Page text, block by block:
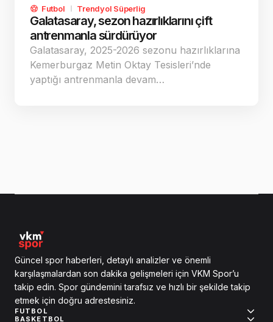
Futbol Trendyol Süperlig
Galatasaray, sezon hazırlıklarını çift
antrenmanla sürdürüyor
Galatasaray, 2025-2026 sezonu hazırlıklarına
Kemerburgaz Metin Oktay Tesisleri’nde
yaptığı antrenmanla devam…
Güncel spor haberleri, detaylı analizler ve önemli
karşılaşmalardan son dakika gelişmeleri için VKM Spor’u
takip edin. Spor gündemini tarafsız ve hızlı bir şekilde takip
etmek için doğru adrestesiniz.
FUTBOL
BASKETBOL